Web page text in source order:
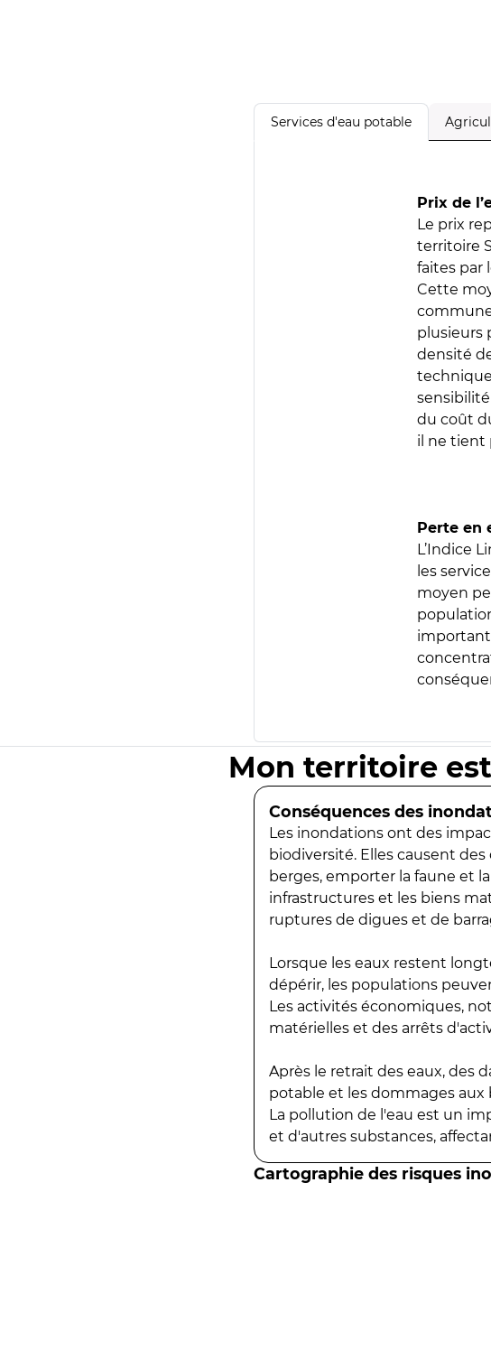
Services d'eau potable
Prix de
Le prix
territoire
faites par
Cette
plusieurs
densité
du coût
il ne tient
Perte en
L’Indice
les
moyen
Mon territoire
Conséquences des
Les inondations ont des
biodiversité. Elles causent
berges, emporter la faune et
infrastructures et les biens
ruptures de digues et de
Lorsque les eaux restent
dépérir, les populations
Les activités économiques,
matérielles et des arrêts
Après le retrait des eaux, des
potable et les dommages
La pollution de l'eau est un
et d'autres substances,
Cartographie des risques